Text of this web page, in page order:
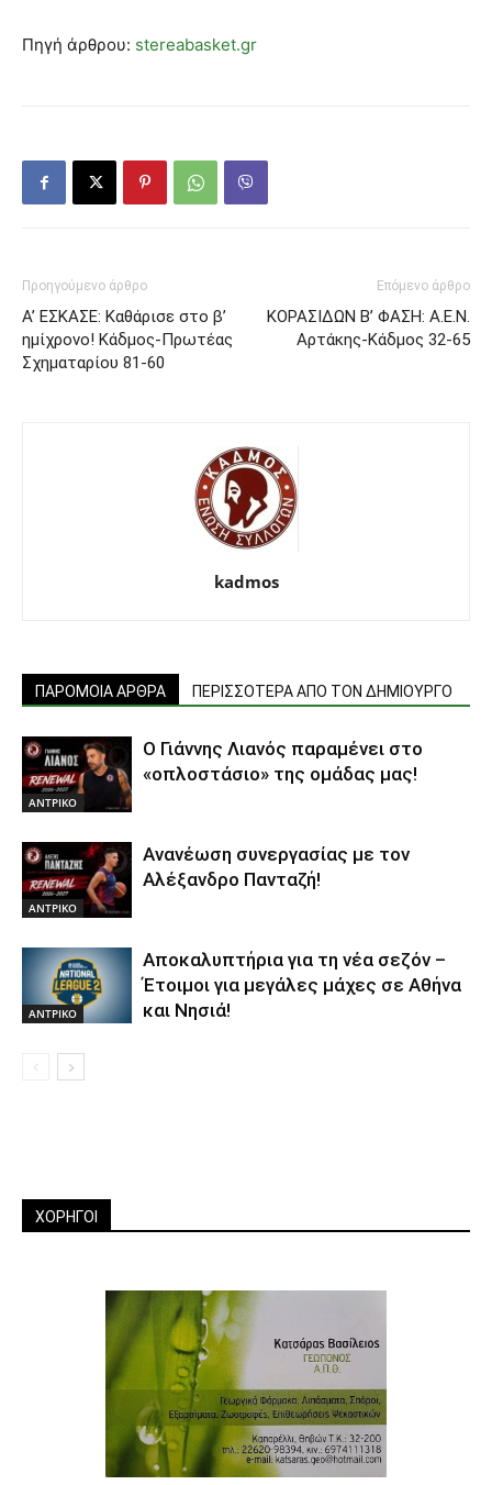
Πηγή άρθρου: stereabasket.gr
Προηγούμενο άρθρο
Α’ ΕΣΚΑΣΕ: Καθάρισε στο β’
ημίχρονο! Κάδμος-Πρωτέας
Σχηματαρίου 81-60
Επόμενο άρθρο
ΚΟΡΑΣΙΔΩΝ Β’ ΦΑΣΗ: Α.Ε.Ν.
Αρτάκης-Κάδμος 32-65
kadmos
ΠΑΡΟΜΟΙΑ ΑΡΘΡΑ ΠΕΡΙΣΣΟΤΕΡΑ ΑΠΟ ΤΟΝ ΔΗΜΙΟΥΡΓΟ
ΑΝTΡΙΚΟ
Ο Γιάννης Λιανός παραμένει στο
«οπλοστάσιο» της ομάδας μας!
ΑΝTΡΙΚΟ
Ανανέωση συνεργασίας με τον
Αλέξανδρο Πανταζή!
ΑΝTΡΙΚΟ
Αποκαλυπτήρια για τη νέα σεζόν –
Έτοιμοι για μεγάλες μάχες σε Αθήνα
και Νησιά!
ΧΟΡΗΓΟΙ